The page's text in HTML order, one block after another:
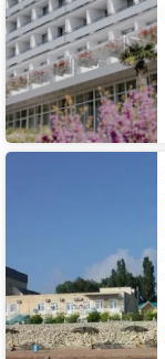
Санаторий